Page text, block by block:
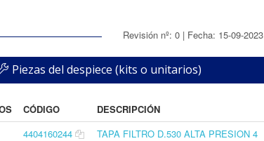
Revisión nº: 0 | Fecha: 15-09-2023
Piezas del despiece (kits o unitarios)
CÓDIGO
DESCRIPCIÓN
4404160244
TAPA FILTRO D.530 ALTA PRESION 4